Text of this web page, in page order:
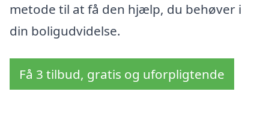
metode til at få den hjælp, du behøver i
din boligudvidelse.
Få 3 tilbud, gratis og uforpligtende